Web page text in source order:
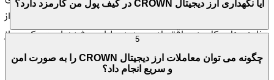
برنامه های کاربردی اقتصادی جدید طراحی شده است. کرون از
مکانیزم اجماع Masternode Proof of Stake (MNPoS) بهره می برد
که امنیت شبکه را تضمین می کند و بهره وری انرژی را نسبت به
آیا نگهداری ارز دیجیتال CROWN در کیف پول من کارمزد دارد؟
چگونه می توان معاملات ارز دیجیتال CROWN را به صورت امن
و سریع انجام داد؟